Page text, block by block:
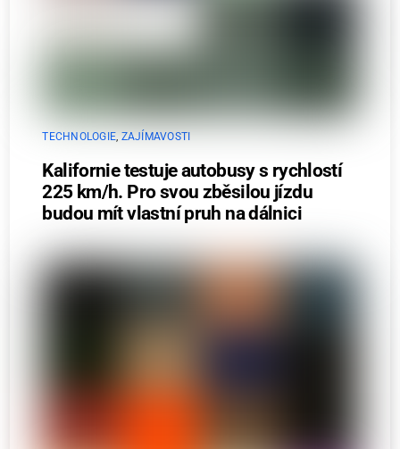
TECHNOLOGIE, ZAJÍMAVOSTI
Kalifornie testuje autobusy s rychlostí
225 km/h. Pro svou zběsilou jízdu
budou mít vlastní pruh na dálnici